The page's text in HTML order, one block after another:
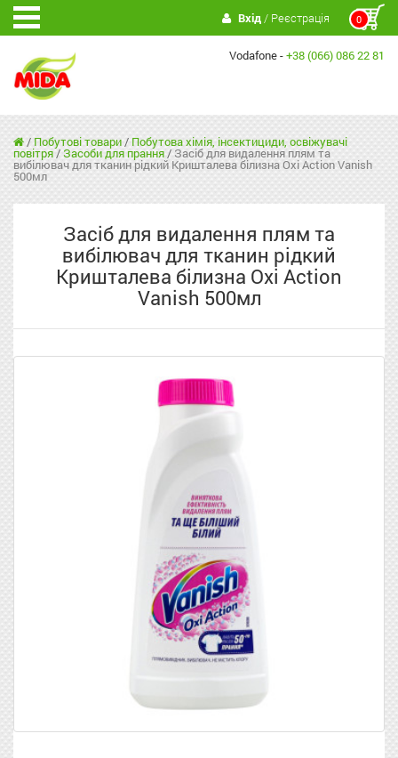
0
Вхід/ Реєстрація
Vodafone -+38 (066) 086 22 81
/ Побутові товари/ Побутова хімія, інсектициди, освіжувачі
повітря/Засоби для прання/ Засіб для видалення плям та
вибілювач для тканин рідкий Кришталева білизна Oxi Action Vanish
500мл
Засіб для видалення плям та
вибілювач для тканин рідкий
Кришталева білизна Oxi Action
Vanish 500мл